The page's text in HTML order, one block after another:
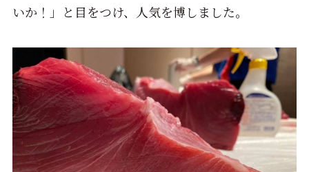
いか！」と目をつけ、人気を博しました。